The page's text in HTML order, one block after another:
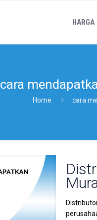
HARGA
cara
Home cara